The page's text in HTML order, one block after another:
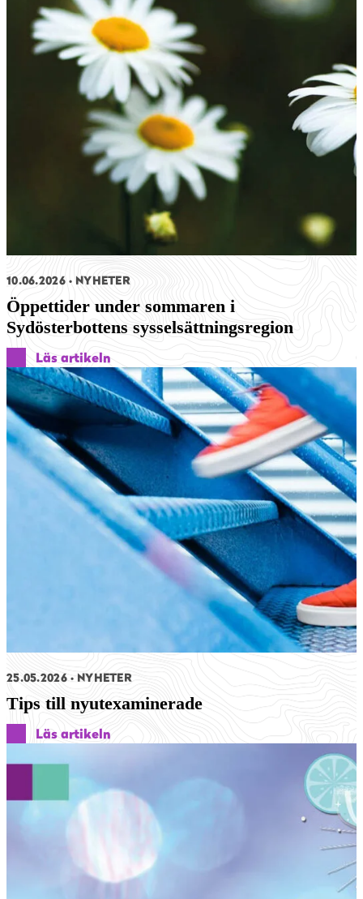
10.06.2026 NYHETER
Öppettider under sommaren i
Sydösterbottens sysselsättningsregion
Läs artikeln
25.05.2026 NYHETER
Tips till nyutexaminerade
Läs artikeln